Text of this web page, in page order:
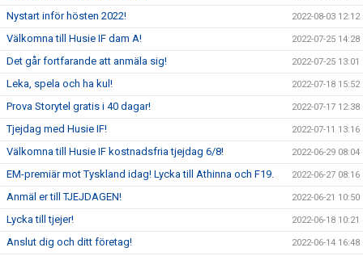
Nystart inför hösten 2022! 2022-08-03 12:12
Välkomna till Husie IF dam A! 2022-07-25 14:28
Det går fortfarande att anmäla sig! 2022-07-25 13:01
Leka, spela och ha kul! 2022-07-18 15:52
Prova Storytel gratis i 40 dagar! 2022-07-17 12:38
Tjejdag med Husie IF! 2022-07-11 13:16
Välkomna till Husie IF kostnadsfria tjejdag 6/8! 2022-06-29 08:04
EM-premiär mot Tyskland idag! Lycka till Athinna och F19. 2022-06-27 08:16
Anmäl er till TJEJDAGEN! 2022-06-21 10:50
Lycka till tjejer! 2022-06-18 10:21
Anslut dig och ditt företag! 2022-06-14 16:48